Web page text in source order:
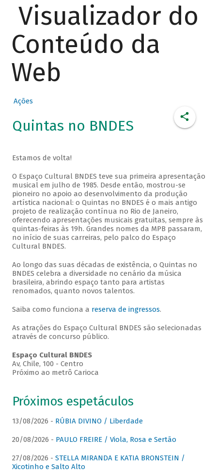
Visualizador do
Conteúdo da
Web
Ações
Quintas no BNDES
Estamos de volta!
O Espaço Cultural BNDES teve sua primeira apresentação
musical em julho de 1985. Desde então, mostrou-se
pioneiro no apoio ao desenvolvimento da produção
artística nacional: o Quintas no BNDES é o mais antigo
projeto de realização contínua no Rio de Janeiro,
oferecendo apresentações musicais gratuitas, sempre às
quintas-feiras às 19h. Grandes nomes da MPB passaram,
no início de suas carreiras, pelo palco do Espaço
Cultural BNDES.
Ao longo das suas décadas de existência, o Quintas no
BNDES celebra a diversidade no cenário da música
brasileira, abrindo espaço tanto para artistas
renomados, quanto novos talentos.
Saiba como funciona a reserva de ingressos.
As atrações do Espaço Cultural BNDES são selecionadas
através de concurso público.
Espaço Cultural BNDES
Av, Chile, 100 - Centro
Próximo ao metrô Carioca
Próximos espetáculos
13/08/2026 - RÚBIA DIVINO / Liberdade
20/08/2026 - PAULO FREIRE / Viola, Rosa e Sertão
27/08/2026 - STELLA MIRANDA E KATIA BRONSTEIN /
Xicotinho e Salto Alto